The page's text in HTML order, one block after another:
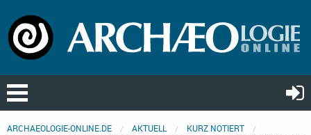
ARCHAEOLOGIE-ONLINE.DE AKTUELL
KURZ NOTIERT